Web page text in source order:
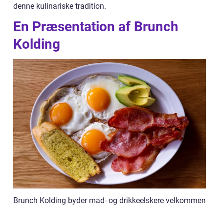
denne kulinariske tradition.
En Præsentation af Brunch
Kolding
Brunch Kolding byder mad- og drikkeelskere velkommen